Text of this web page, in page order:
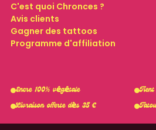
C'est quoi Chronces ?
Avis clients
Gagner des tattoos
Programme d'affiliation
Encre 100% végétale
Livraison offerte dès 35 €